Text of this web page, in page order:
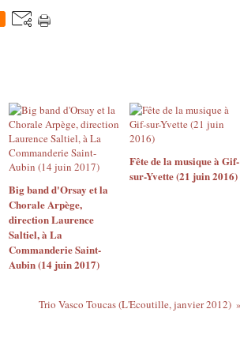
Big band d'Orsay et la
Chorale Arpège,
direction Laurence
Saltiel, à La
Commanderie Saint-
Aubin (14 juin 2017)
Fête de la musique à Gif-
sur-Yvette (21 juin 2016)
Trio Vasco Toucas (L'Ecoutille, janvier 2012)